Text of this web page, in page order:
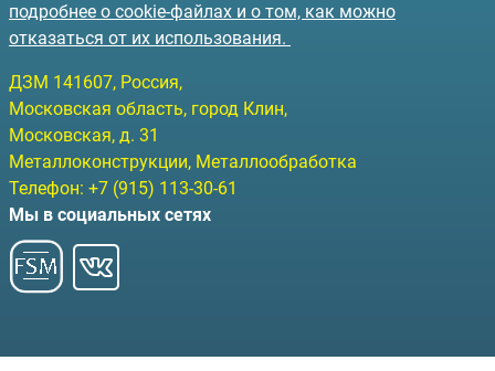
подробнее о cookie-файлах и о том, как можно
отказаться от их использования.
ДЗМ 141607, Россия,
Московская область, город Клин,
Московская, д. 31
Металлоконструкции, Металлообработка
Телефон: +7 (915) 113-30-61
Мы в социальных сетях